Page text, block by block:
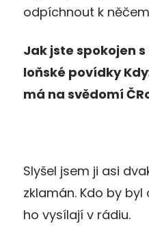
odpíchnout k
Jak jste spokojen
loňské povídky
má na svědomí
Slyšel jsem ji asi
zklamán. Kdo by
ho vysílají v rádiu.